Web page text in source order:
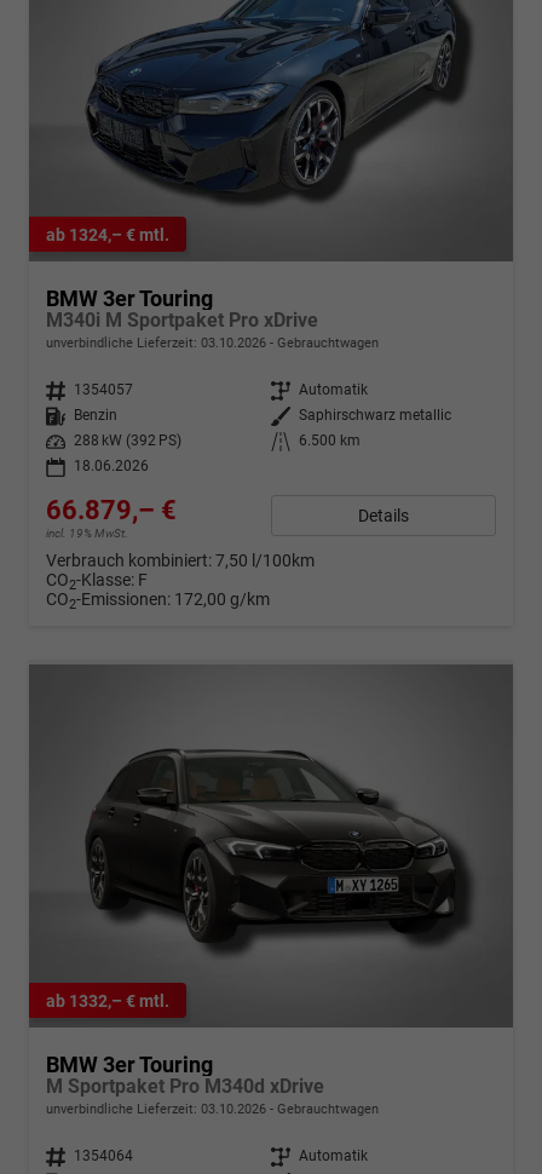
ab 1324,– € mtl.
BMW 3er Touring
M340i M Sportpaket Pro xDrive
unverbindliche Lieferzeit: 03.10.2026 Gebrauchtwagen
Fahrzeugnr. 1354057 Getriebe Automatik
Kraftstoff
Benzin Außenfarbe Saphirschwarz metallic
Leistung
288 kW (392 PS) Kilometerstand
6.500 km
18.06.2026
66.879,– €
incl. 19% MwSt.
Details
Verbrauch kombiniert:7,50 l/100km
CO2-Klasse: F
CO2-Emissionen: 172,00 g/km
ab 1332,– € mtl.
BMW 3er Touring
M Sportpaket Pro M340d xDrive
unverbindliche Lieferzeit: 03.10.2026 Gebrauchtwagen
Fahrzeugnr. 1354064 Getriebe Automatik